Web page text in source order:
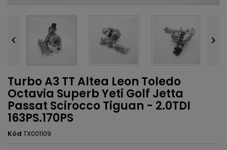
 
Turbo A3 TT Altea Leon Toledo
Octavia Superb Yeti Golf Jetta
Passat Scirocco Tiguan - 2.0TDI
163PS.170PS
Kód TX001109